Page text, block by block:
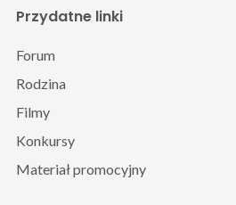
Przydatne linki
Forum
Rodzina
Filmy
Konkursy
Materiał promocyjny